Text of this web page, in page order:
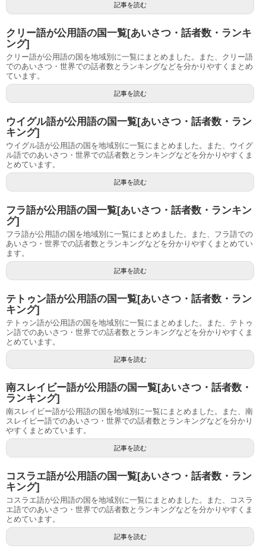
記事を読む
クリー語が公用語の国一覧[あいさつ・話者数・ランキ
ング]
クリー語が公用語の国を地域別に一覧にまとめました。また、クリー語
でのあいさつ・世界での話者数とランキングなどを分かりやすくまとめ
ています。
記事を読む
ウイグル語が公用語の国一覧[あいさつ・話者数・ラン
キング]
ウイグル語が公用語の国を地域別に一覧にまとめました。また、ウイグ
ル語でのあいさつ・世界での話者数とランキングなどを分かりやすくま
とめています。
記事を読む
フラ語が公用語の国一覧[あいさつ・話者数・ランキン
グ]
フラ語が公用語の国を地域別に一覧にまとめました。また、フラ語での
あいさつ・世界での話者数とランキングなどを分かりやすくまとめてい
ます。
記事を読む
テトゥン語が公用語の国一覧[あいさつ・話者数・ラン
キング]
テトゥン語が公用語の国を地域別に一覧にまとめました。また、テトゥ
ン語でのあいさつ・世界での話者数とランキングなどを分かりやすくま
とめています。
記事を読む
南スレイビー語が公用語の国一覧[あいさつ・話者数・
ランキング]
南スレイビー語が公用語の国を地域別に一覧にまとめました。また、南
スレイビー語でのあいさつ・世界での話者数とランキングなどを分かり
やすくまとめています。
記事を読む
コスラエ語が公用語の国一覧[あいさつ・話者数・ラン
キング]
コスラエ語が公用語の国を地域別に一覧にまとめました。また、コスラ
エ語でのあいさつ・世界での話者数とランキングなどを分かりやすくま
とめています。
記事を読む